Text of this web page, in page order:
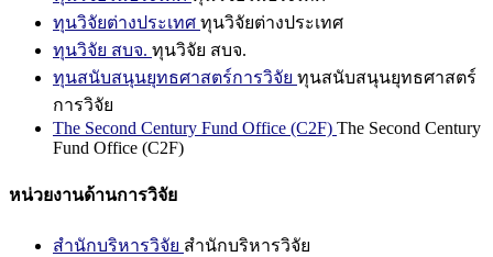
ทุนวิจัยต่างประเทศ ทุนวิจัยต่างประเทศ
ทุนวิจัย สบจ. ทุนวิจัย สบจ.
ทุนสนับสนุนยุทธศาสตร์การวิจัย ทุนสนับสนุนยุทธศาสตร์
การวิจัย
The Second Century Fund Office (C2F) The Second Century
Fund Office (C2F)
หน่วยงานด้านการวิจัย
สำนักบริหารวิจัย สำนักบริหารวิจัย